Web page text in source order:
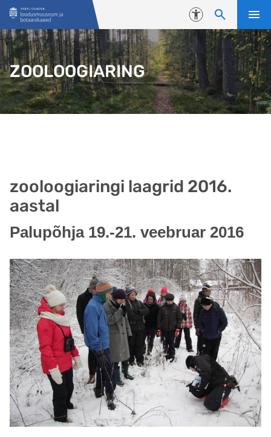
Liigu edasi põhisisu juurde
Juurdepääsetavus
ZOOLOOGIARING
zooloogiaringi laagrid 2016.
aastal
Palupõhja 19.-21. veebruar 2016